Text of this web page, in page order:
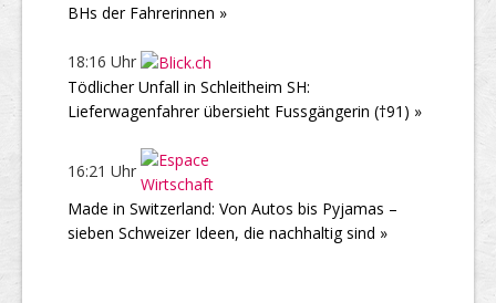
BHs der Fahrerinnen »
18:16 Uhr
Tödlicher Unfall in Schleitheim SH:
Lieferwagenfahrer übersieht Fussgängerin (†91) »
16:21 Uhr
Made in Switzerland: Von Autos bis Pyjamas –
sieben Schweizer Ideen, die nachhaltig sind »